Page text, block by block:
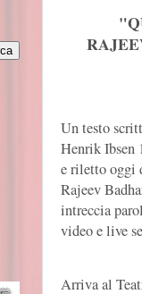
Un testo
Henrik Ibsen
e riletto oggi
Rajeev
intreccia
video e live
Arriva al